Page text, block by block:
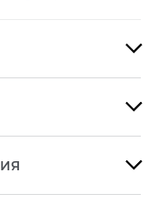


